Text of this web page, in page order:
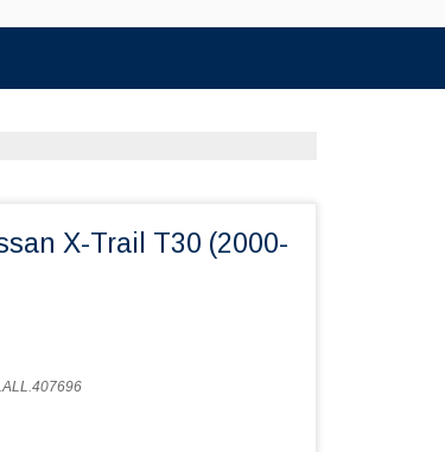
X-Trail T30 (2000-